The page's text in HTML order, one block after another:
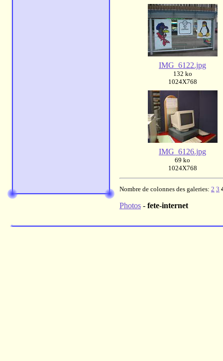
IMG_6122.jpg
132 ko
1024X768
IMG_6126.jpg
69 ko
1024X768
Nombre de colonnes des galeries: 2 3
Photos - fete-internet